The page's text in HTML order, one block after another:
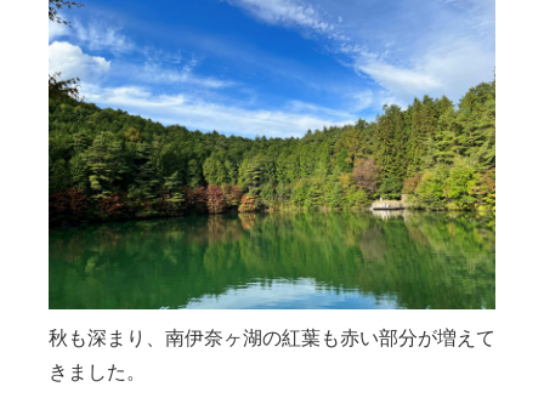
秋も深まり、南伊奈ヶ湖の紅葉も赤い部分が増えて
きました。